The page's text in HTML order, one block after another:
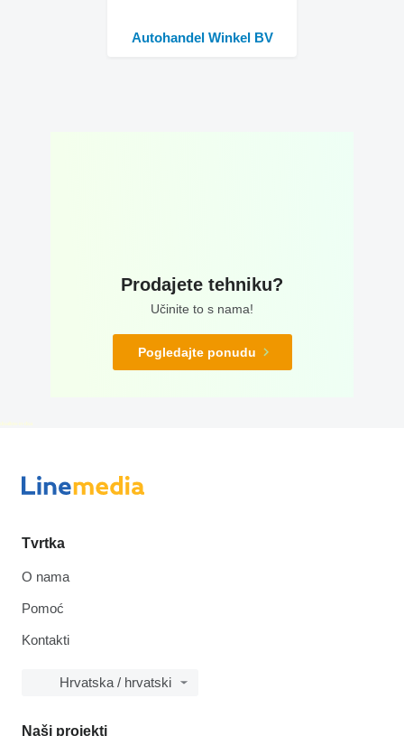
Autohandel Winkel BV
Prodajete tehniku?
Učinite to s nama!
Pogledajte ponudu
disallow-in-dsa
Tvrtka
O nama
Pomoć
Kontakti
Hrvatska / hrvatski
Naši projekti